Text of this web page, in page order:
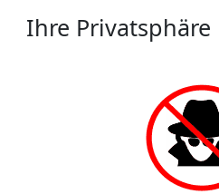
Ihre